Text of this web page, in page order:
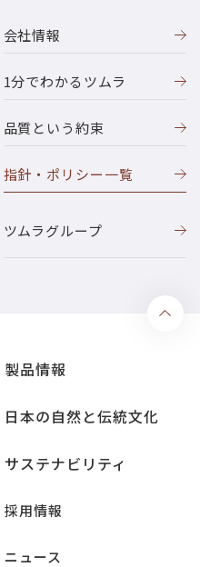
会社情報
1分でわかるツムラ
品質という約束
指針・ポリシー一覧
ツムラグループ
製品情報
日本の自然と伝統文化
サステナビリティ
採用情報
ニュース